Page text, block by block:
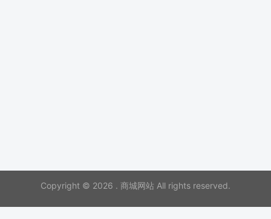
Copyright © 2026 . 商城网站 All rights reserved.